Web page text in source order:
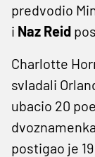
predvodio
i Naz Reid
Charlotte
svladali
ubacio 20
postigao je